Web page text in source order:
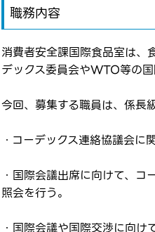
職務内容
消費者安全課国際食品室は、
デックス委員会やWTO等の
今回、募集する職員は、係長
・コーデックス連絡協議会に
・国際会議出席に向けて、
照会を行う。
・国際会議や国際交渉に向